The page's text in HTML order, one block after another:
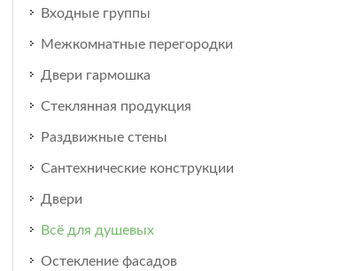
Входные группы
Межкомнатные перегородки
Двери гармошка
Стеклянная продукция
Раздвижные стены
Сантехнические конструкции
Двери
Всё для душевых
Остекление фасадов